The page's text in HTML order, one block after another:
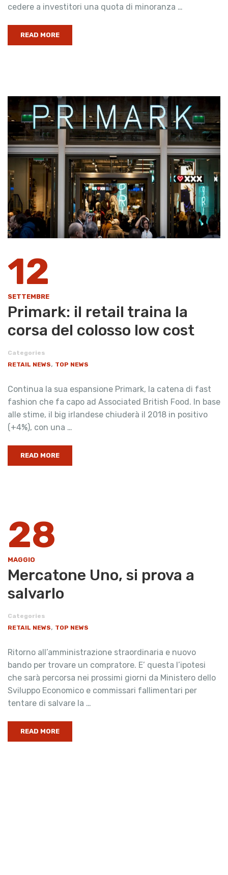
cedere a investitori una quota di minoranza …
READ MORE
12
SETTEMBRE
Primark: il retail traina la
corsa del colosso low cost
Categories
RETAIL NEWS, TOP NEWS
Continua la sua espansione Primark, la catena di fast
fashion che fa capo ad Associated British Food. In base
alle stime, il big irlandese chiuderà il 2018 in positivo
(+4%), con una …
READ MORE
28
MAGGIO
Mercatone Uno, si prova a
salvarlo
Categories
RETAIL NEWS, TOP NEWS
Ritorno all’amministrazione straordinaria e nuovo
bando per trovare un compratore. E’ questa l’ipotesi
che sarà percorsa nei prossimi giorni da Ministero dello
Sviluppo Economico e commissari fallimentari per
tentare di salvare la …
READ MORE